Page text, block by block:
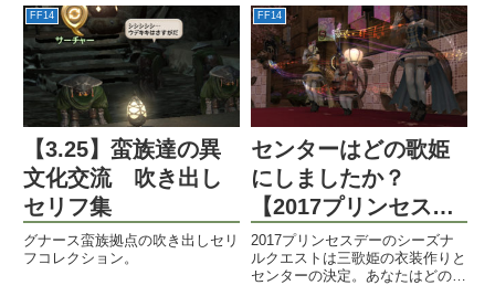
ね。まずは作ってみました地下
工...
FF14
【3.25】蛮族達の異
文化交流 吹き出し
セリフ集
グナース蛮族拠点の吹き出しセリ
フコレクション。
FF14
センターはどの歌姫
にしましたか？
【2017プリンセスデ
ー】
2017プリンセスデーのシーズナ
ルクエストは三歌姫の衣装作りと
センターの決定。あなたはどの歌